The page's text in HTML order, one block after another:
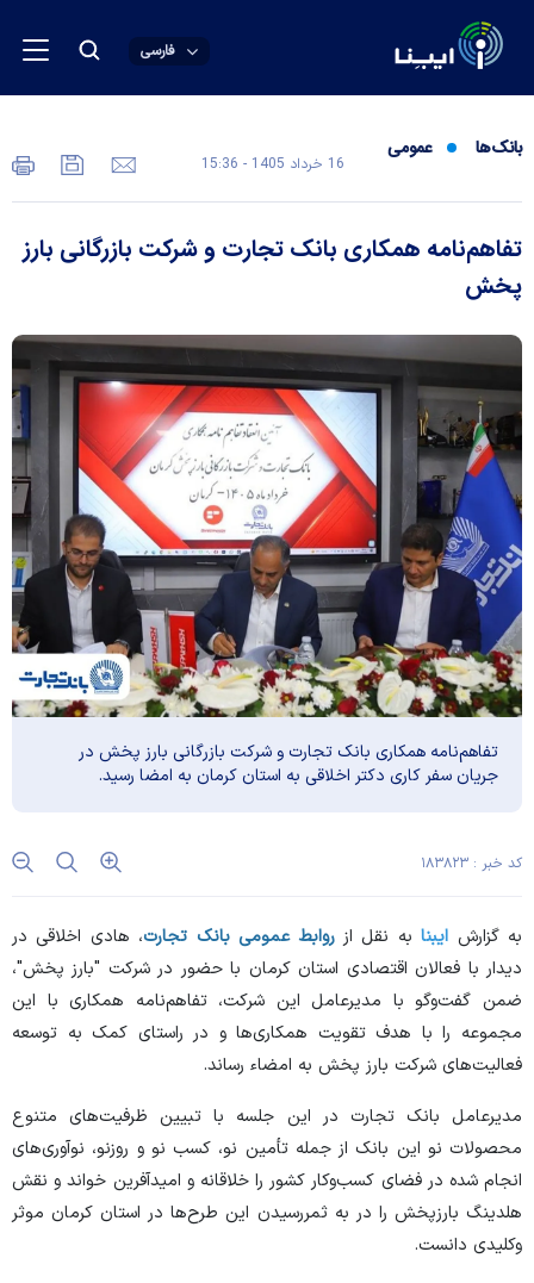
فارسی
بانک‌ها عمومی
16 خرداد 1405 - 15:36
تفاهم‌نامه همکاری بانک تجارت و شرکت بازرگانی بارز
پخش
تفاهم‌نامه همکاری بانک تجارت و شرکت بازرگانی بارز پخش در
جریان سفر کاری دکتر اخلاقی به استان کرمان به امضا رسید.
کد خبر : ۱۸۳۸۲۳
به گزارش ایبنا به نقل ازروابط عمومی بانک تجارت، هادی اخلاقی در
دیدار با فعالان اقتصادی استان کرمان با حضور در شرکت "بارز پخش"،
ضمن گفت‌و‌گو با مدیرعامل این شرکت، تفاهم‌نامه همکاری با این
مجموعه را با هدف تقویت همکاری‌ها و در راستای کمک به توسعه
فعالیت‌های شرکت بارز پخش به امضاء رساند.
مدیرعامل بانک تجارت در این جلسه با تبیین ظرفیت‌های متنوع
محصولات نو این بانک از جمله تأمین نو، کسب نو و روزنو، نوآوری‌های
انجام شده در فضای کسب‌وکار کشور را خلاقانه و امیدآفرین خواند و نقش
هلدینگ بارزپخش را در به ثمررسیدن این طرح‌ها در استان کرمان موثر
وکلیدی دانست.